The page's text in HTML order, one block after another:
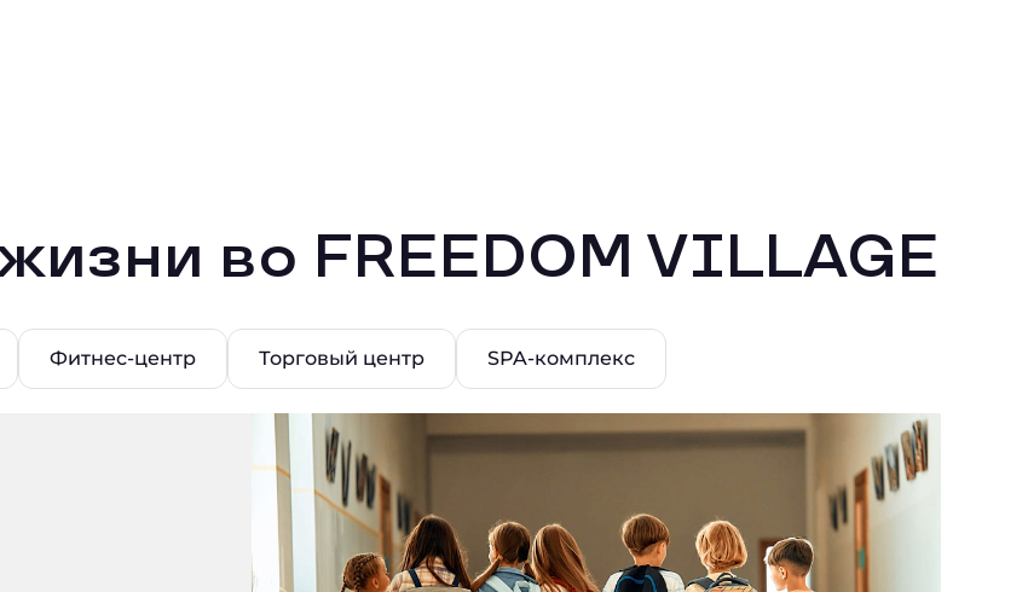
во FREEDOM VILLAGE
Фитнес-центр Торговый центр SPA-комплекс